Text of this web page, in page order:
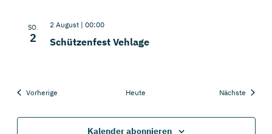
SO.
2 Schützenfest Vehlage
2 August | 00:00
VorherigeVeranstaltungen Heute Nächste
Kalender abonnieren